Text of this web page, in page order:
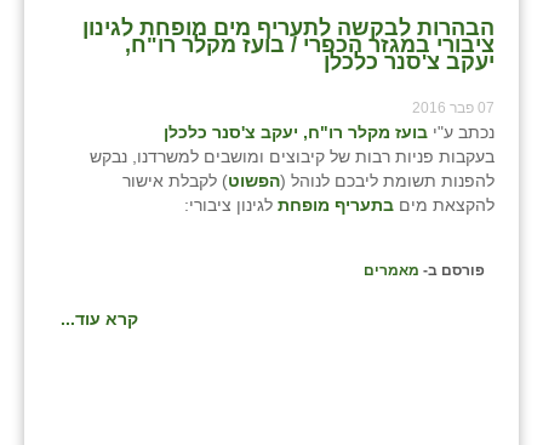
הבהרות לבקשה לתעריף מים מופחת לגינון
ציבורי במגזר הכפרי / בועז מקלר רו"ח,
יעקב צ'סנר כלכלן
07 פבר 2016
נכתב ע"י בועז מקלר רו"ח, יעקב צ'סנר כלכלן
בעקבות פניות רבות של קיבוצים ומושבים למשרדנו, נבקש
להפנות תשומת ליבכם לנוהל (הפשוט) לקבלת אישור
להקצאת מים בתעריף מופחת לגינון ציבורי:
פורסם ב- מאמרים
קרא עוד...